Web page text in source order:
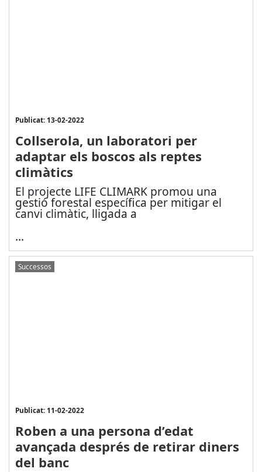
Publicat: 13-02-2022
Collserola, un laboratori per
adaptar els boscos als reptes
climàtics
El projecte LIFE CLIMARK promou una
gestió forestal específica per mitigar el
canvi climàtic, lligada a
...
Successos
Publicat: 11-02-2022
Roben a una persona d’edat
avançada després de retirar diners
del banc